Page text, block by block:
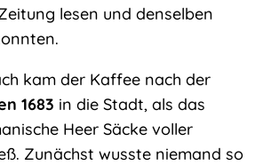
lesen und denselben
kam der Kaffee nach der
1683 in die Stadt, als das
Heer Säcke voller
Zunächst wusste niemand so